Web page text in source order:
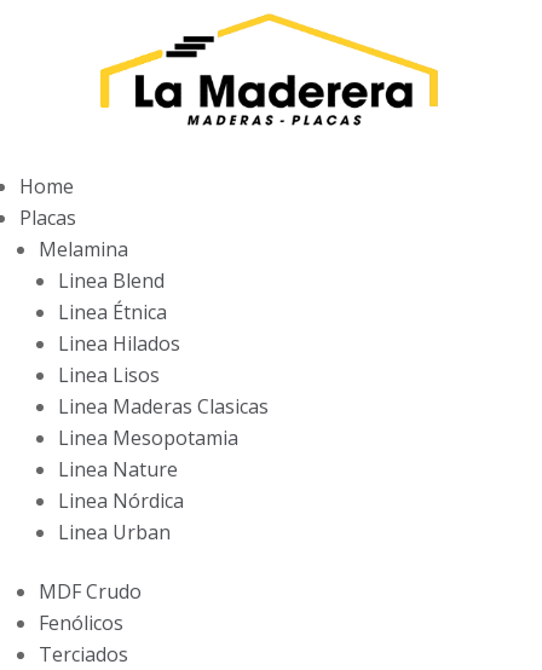
Home
Placas
Melamina
Linea Blend
Linea Étnica
Linea Hilados
Linea Lisos
Linea Maderas Clasicas
Linea Mesopotamia
Linea Nature
Linea Nórdica
Linea Urban
MDF Crudo
Fenólicos
Terciados